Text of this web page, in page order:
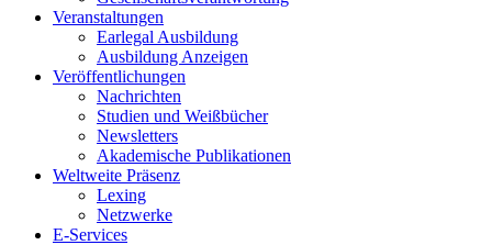
Veranstaltungen
Earlegal Ausbildung
Ausbildung Anzeigen
Veröffentlichungen
Nachrichten
Studien und Weißbücher
Newsletters
Akademische Publikationen
Weltweite Präsenz
Lexing
Netzwerke
E-Services